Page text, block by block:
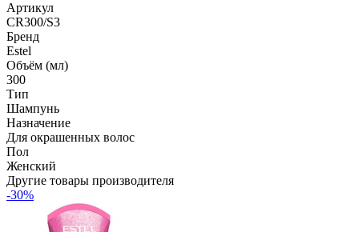
Артикул
CR300/S3
Бренд
Estel
Объём (мл)
300
Тип
Шампунь
Назначение
Для окрашенных волос
Пол
Женский
Другие товары производителя
-30%